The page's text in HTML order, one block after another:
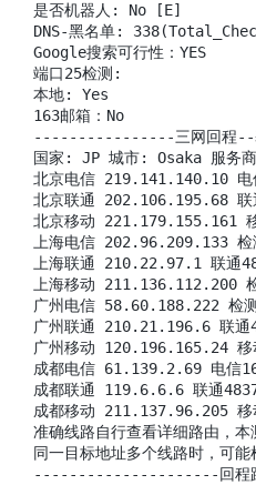
是否机器人: No [E]
DNS-黑名单:
Google搜索可行性：YES
端口25检测:
本地: Yes
163邮箱：No
----------------三网回程
国家: JP 城市: Osaka 服务
北京电信 219.141.140.10 电
北京联通 202.106.195.68 联
北京移动 221.179.155.161
上海电信 202.96.209.133 检
上海联通 210.22.97.1 联通
上海移动 211.136.112.200
广州电信 58.60.188.222 检
广州联通 210.21.196.6 联通
广州移动 120.196.165.24 移
成都电信 61.139.2.69 电信
成都联通 119.6.6.6 联通
成都移动 211.137.96.205 移
准确线路自行查看详细路由，本
同一目标地址多个线路时，可
---------------------回程路